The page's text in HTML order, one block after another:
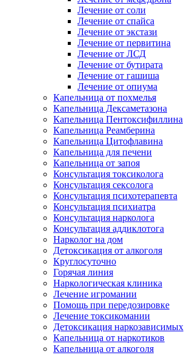
Лечение от соли
Лечение от спайса
Лечение от экстази
Лечение от первитина
Лечение от ЛСД
Лечение от бутирата
Лечение от гашиша
Лечение от опиума
Капельница от похмелья
Капельница Дексаметазона
Капельница Пентоксифиллина
Капельница Реамберина
Капельница Цитофлавина
Капельница для печени
Капельница от запоя
Консультация токсиколога
Консультация сексолога
Консультация психотерапевта
Консультация психиатра
Консультация нарколога
Консультация аддиклотога
Нарколог на дом
Детоксикация от алкоголя
Круглосуточно
Горячая линия
Наркологическая клиника
Лечение игромании
Помощь при передозировке
Лечение токсикомании
Детоксикация наркозависимых
Капельница от наркотиков
Капельница от алкоголя